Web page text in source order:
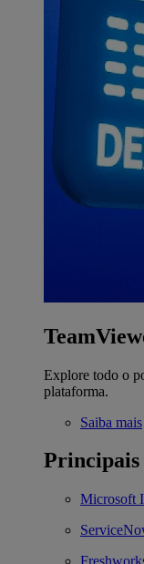
Explore todo o
plataforma.
Saiba mais
Principais
Microsoft